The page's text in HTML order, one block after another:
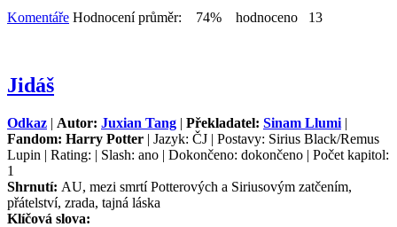
Komentáře Hodnocení průměr: 74% hodnoceno 13
Jidáš
Odkaz | Autor: Juxian Tang | Překladatel: Sinam Llumi |
Fandom: Harry Potter | Jazyk: ČJ | Postavy: Sirius Black/Remus
Lupin | Rating: | Slash: ano | Dokončeno: dokončeno | Počet kapitol:
1
Shrnutí: AU, mezi smrtí Potterových a Siriusovým zatčením,
přátelství, zrada, tajná láska
Klíčová slova: